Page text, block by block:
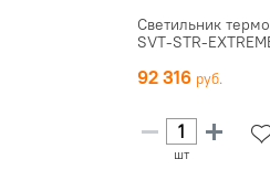
Светильник
SVT-STR-
92 316
шт